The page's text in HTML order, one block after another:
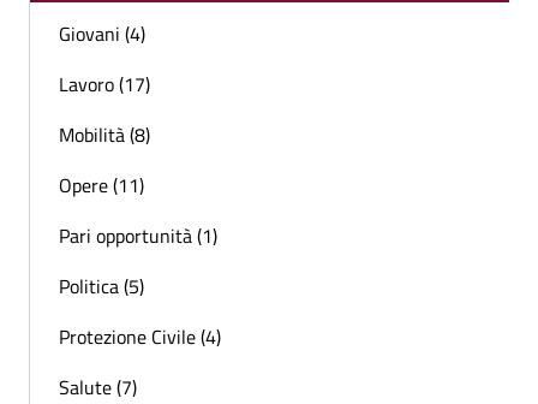
Giovani (4)
Lavoro (17)
Mobilità (8)
Opere (11)
Pari opportunità (1)
Politica (5)
Protezione Civile (4)
Salute (7)